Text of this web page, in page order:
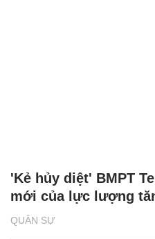
QUÂN SỰ
'Kẻ hủy diệt' BMPT
mới của lực lượng